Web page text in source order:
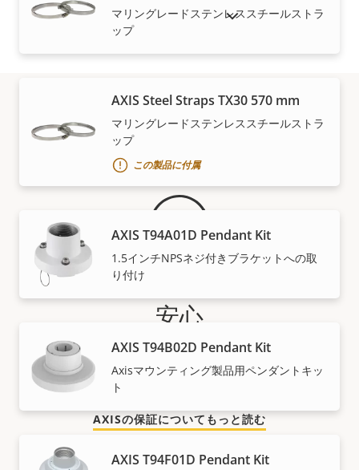
マリングレードステンレススチールストラ
ップ
AXIS Steel Straps TX30 570 mm
マリングレードステンレススチールストラ
ップ
この製品に付属
AXIS T94A01D Pendant Kit
1.5インチNPSネジ付きブラケットへの取
り付け
AXIS T94B02D Pendant Kit
Axisマウンティング製品用ペンダントキッ
ト
AXIS T94F01D Pendant Kit
販売終了製品を表示
保証
安心
Axisの3年間保証は、3年間のトラブルフリーの製品所有
をお約束し、費用対効果を高めるものです。
AXISの保証についてもっと読む